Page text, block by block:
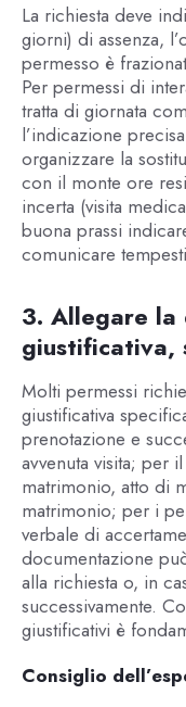
La richiesta deve
giorni) di assenza,
permesso è
Per permessi di
tratta di giornata
l’indicazione
organizzare la
con il monte ore
incerta (visita
buona prassi
comunicare
3. Allegare la
giustificativa,
Molti permessi
giustificativa
prenotazione e
avvenuta visita; per
matrimonio, atto di
matrimonio; per i
verbale di
documentazione
alla richiesta o, in
successivamente.
giustificativi è
Consiglio